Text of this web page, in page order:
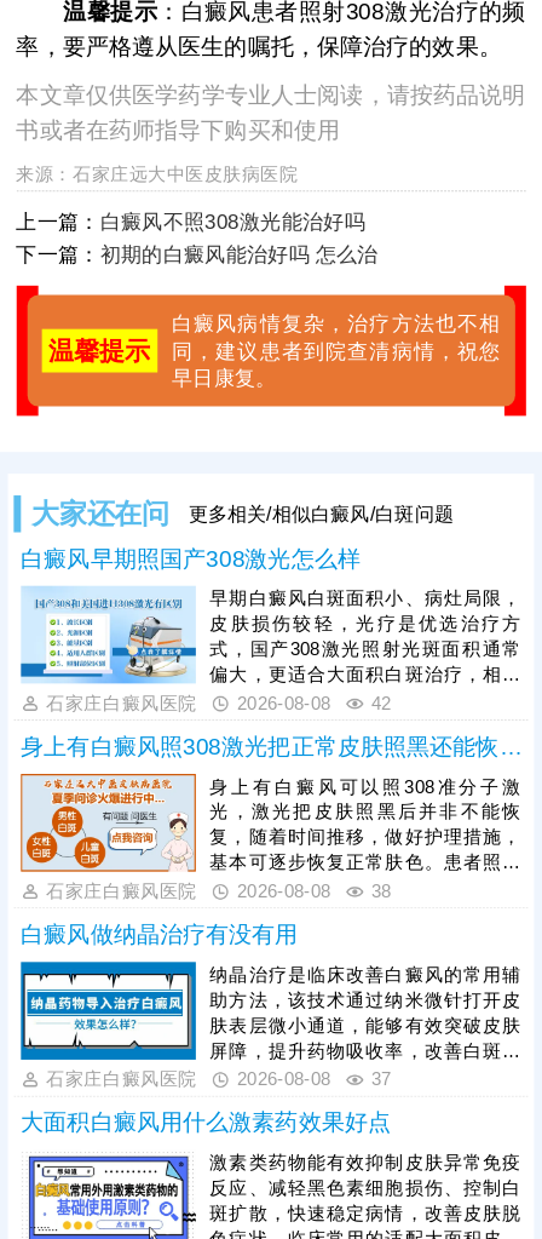
温馨提示 ：白癜风患者照射308激光治疗的频
率，要严格遵从医生的嘱托，保障治疗的效果。
本文章仅供医学药学专业人士阅读，请按药品说明
书或者在药师指导下购买和使用
来源：石家庄远大中医皮肤病医院
上一篇： 白癜风不照308激光能治好吗
下一篇： 初期的白癜风能治好吗 怎么治
温馨提示
白癜风病情复杂，治疗方法也不相
同，建议患者到院查清病情，祝您
早日康复。
大家还在问 更多相关/相似白癜风/白斑问题
白癜风早期照国产308激光怎么样
早期白癜风白斑面积小、病灶局限，
皮肤损伤较轻，光疗是优选治疗方
式，国产308激光照射光斑面积通常
偏大，更适合大面积白斑治疗，相较
之下，进口308激光靶向性强、光源
稳定，可直接作用于患处，不损伤周
边健康肌肤，兼具安全性与高效性，
能快速激活黑色素细胞，更适配早期
白癜风的治疗需求。患者进行308激
光治疗时，需严格遵循医嘱把控照射
剂量，坚持照射治疗，不可随意中
断，避免影响复色效果。
石家庄白癜风医院 2026-08-08 42
身上有白癜风照308激光把正常皮肤照黑还能恢复吗
身上有白癜风可以照308准分子激
光，激光把皮肤照黑后并非不能恢
复，随着时间推移，做好护理措施，
基本可逐步恢复正常肤色。患者照光
治白癜风还需确定合适的频率，持之
转。照光期间需要定期复查，评估疗
效，分析病情变化特征，适当的对治
疗方案进行调整，使治疗持续贴合病
情，循序渐进消灭白斑。
石家庄白癜风医院 2026-08-08 38
白癜风做纳晶治疗有没有用
纳晶治疗是临床改善白癜风的常用辅
助方法，该技术通过纳米微针打开皮
肤表层微小通道，能够有效突破皮肤
屏障，提升药物吸收率，改善白斑部
位的微循环，纳晶治疗并非适用于所
据自身病情、肤质及白斑类型对症开
展治疗，切勿盲目操作。临床为提升
整体疗效，通常建议采用综合性治疗
方案，将纳晶治疗与中医定向透药、
308准分子激光治疗相结合，内外协
石家庄白癜风医院 2026-08-08 37
大面积白癜风用什么激素药效果好点
激素类药物能有效抑制皮肤异常免疫
反应、减轻黑色素细胞损伤、控制白
斑扩散，快速稳定病情，改善皮肤脱